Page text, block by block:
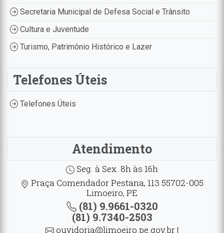
Secretaria Municipal de Defesa Social e Trânsito
Cultura e Juventude
Turismo, Patrimônio Histórico e Lazer
Telefones Úteis
Telefones Úteis
Atendimento
Seg. à Sex. 8h às 16h
Praça Comendador Pestana, 113 55702-005
Limoeiro, PE
(81) 9.9661-0320
(81) 9.7340-2503
ouvidoria@limoeiro.pe.gov.br |